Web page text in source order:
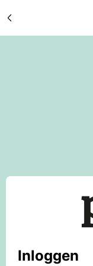
Inloggen